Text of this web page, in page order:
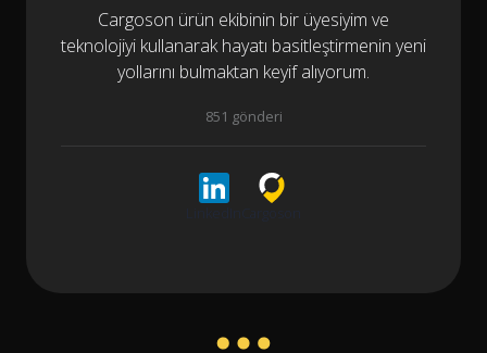
Cargoson ürün ekibinin bir üyesiyim ve
teknolojiyi kullanarak hayatı basitleştirmenin yeni
yollarını bulmaktan keyif alıyorum.
851 gönderi